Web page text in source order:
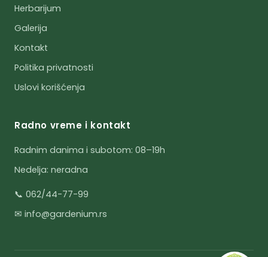
Herbarijum
Galerija
Kontakt
Politika privatnosti
Uslovi korišćenja
Radno vreme i kontakt
Radnim danima i subotom: 08–19h
Nedelja: neradna
📞 062/44-77-99
✉ info@gardenium.rs